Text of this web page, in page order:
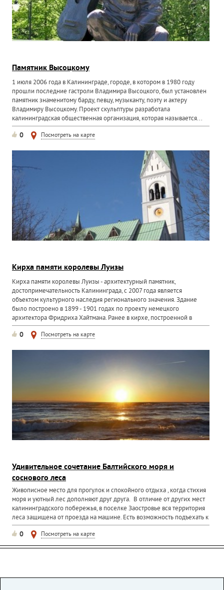
Памятник Высоцкому
1 июля 2006 года в Калининграде, городе, в котором в 1980 году
прошли последние гастроли Владимира Высоцкого, был установлен
памятник знаменитому барду, певцу, музыканту, поэту и актеру
Владимиру Высоцкому. Проект скульптуры разработала
калининградская общественная организация, которая называется...
0 Посмотреть на карте
Кирха памяти королевы Луизы
Кирха памяти королевы Луизы - архитектурный памятник,
достопримечательность Калининграда, с 2007 года является
объектом культурного наследия регионального значения. Здание
было построено в 1899 - 1901 годах по проекту немецкого
архитектора Фридриха Хайтмана. Ранее в кирхе, построенной в
честь...
0 Посмотреть на карте
Удивительное сочетание Балтийского моря и
соснового леса
Живописное место для прогулок и спокойного отдыха , когда стихия
моря и уютный лес дополняют друг друга. В отличие от других мест
калининградского побережья, в поселке Заостровье вся территория
леса защищена от проезда на машине. Есть возможность подъехать к
опушке и прогуляться пешком по...
0 Посмотреть на карте